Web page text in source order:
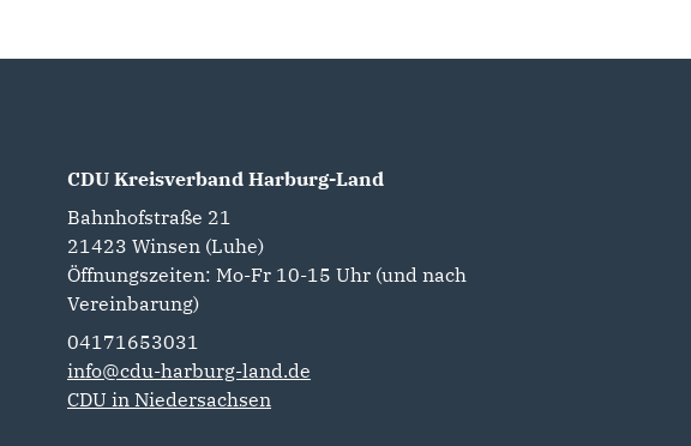
CDU Kreisverband Harburg-Land
Bahnhofstraße 21
21423 Winsen (Luhe)
Öffnungszeiten: Mo-Fr 10-15 Uhr (und nach
Vereinbarung)
04171653031
info@cdu-harburg-land.de
CDU in Niedersachsen